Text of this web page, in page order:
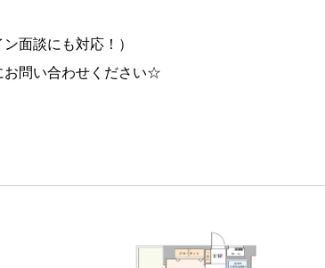
面談にも対応！）
問い合わせください☆